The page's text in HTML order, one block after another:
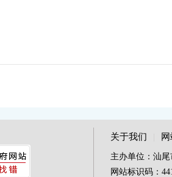
关于我们
主办单位：汕
网站标识码：